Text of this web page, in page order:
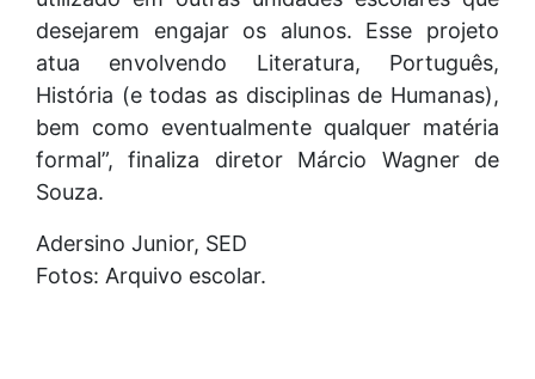
desejarem engajar os alunos. Esse projeto
atua envolvendo Literatura, Português,
História (e todas as disciplinas de Humanas),
bem como eventualmente qualquer matéria
formal”, finaliza diretor Márcio Wagner de
Souza.
Adersino Junior, SED
Fotos: Arquivo escolar.